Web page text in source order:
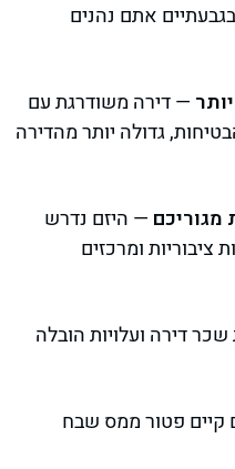
בגבעתיים אתם נהנים
— דירה משודרגת עם
גדולה יותר מהדירה
מגוריכם — היזם נדרש
ציבוריות ומרכזים
דירה ועלויות הובלה
קיים פטור ממס שבח